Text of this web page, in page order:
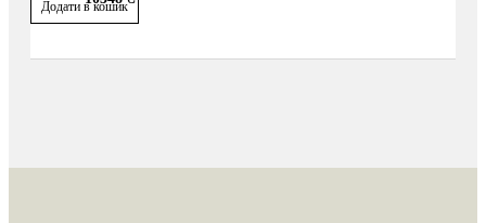
Додати в кошик